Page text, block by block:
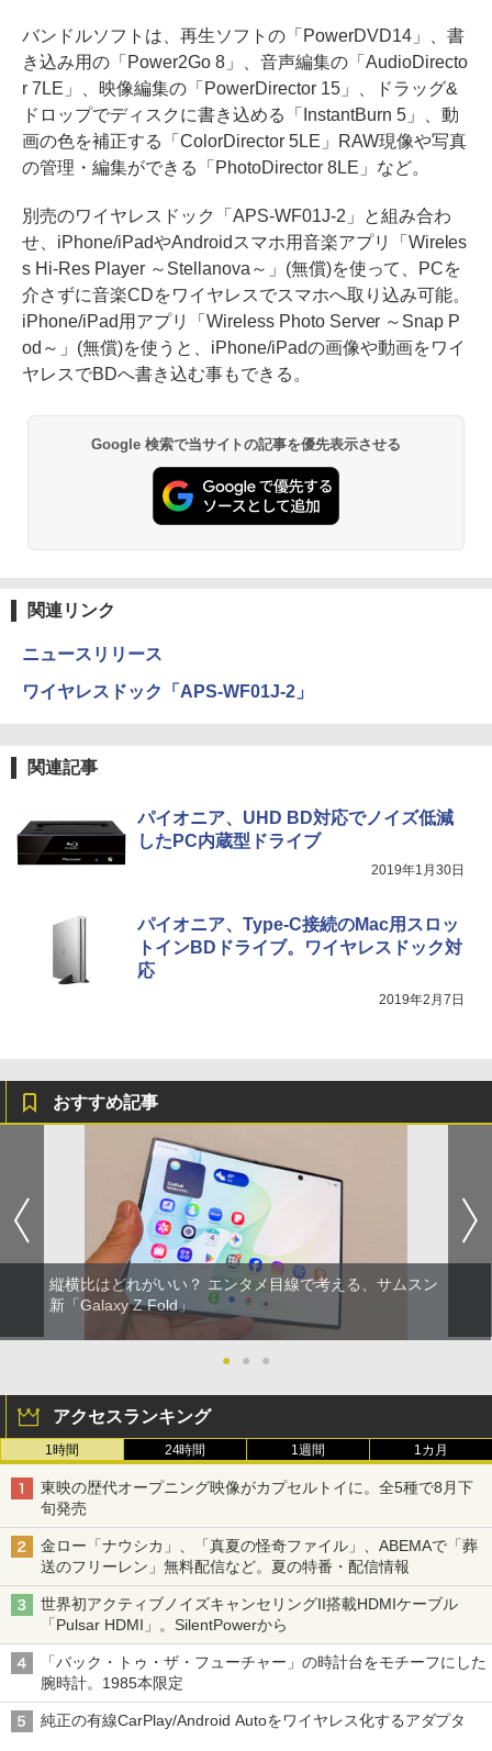
バンドルソフトは、再生ソフトの「PowerDVD14」、書
き込み用の「Power2Go 8」、音声編集の「AudioDirecto
r 7LE」、映像編集の「PowerDirector 15」、ドラッグ&
ドロップでディスクに書き込める「InstantBurn 5」、動
画の色を補正する「ColorDirector 5LE」RAW現像や写真
の管理・編集ができる「PhotoDirector 8LE」など。
別売のワイヤレスドック「APS-WF01J-2」と組み合わ
せ、iPhone/iPadやAndroidスマホ用音楽アプリ「Wireles
s Hi-Res Player ～Stellanova～」(無償)を使って、PCを
介さずに音楽CDをワイヤレスでスマホへ取り込み可能。
iPhone/iPad用アプリ「Wireless Photo Server ～Snap P
od～」(無償)を使うと、iPhone/iPadの画像や動画をワイ
ヤレスでBDへ書き込む事もできる。
Google 検索で当サイトの記事を優先表示させる
関連リンク
ニュースリリース
ワイヤレスドック「APS-WF01J-2」
関連記事
パイオニア、UHD BD対応でノイズ低減
したPC内蔵型ドライブ
2019年1月30日
パイオニア、Type-C接続のMac用スロッ
トインBDドライブ。ワイヤレスドック対
応
2019年2月7日
おすすめ記事
縦横比はどれがいい？ エンタメ目線で考える、サムスン
新「Galaxy Z Fold」
● ● ●
アクセスランキング
1時間 24時間 1週間 1カ月
東映の歴代オープニング映像がカプセルトイに。全5種で8月下
旬発売
金ロー「ナウシカ」、「真夏の怪奇ファイル」、ABEMAで「葬
送のフリーレン」無料配信など。夏の特番・配信情報
世界初アクティブノイズキャンセリングII搭載HDMIケーブル
「Pulsar HDMI」。SilentPowerから
「バック・トゥ・ザ・フューチャー」の時計台をモチーフにした
腕時計。1985本限定
純正の有線CarPlay/Android Autoをワイヤレス化するアダプタ